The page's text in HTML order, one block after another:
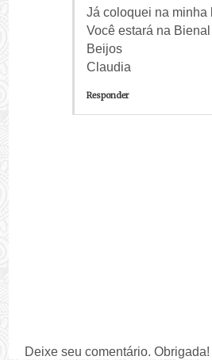
Já coloquei na minha
Você estará na
Beijos
Claudia
Responder
Deixe seu comentário. Obrigada!